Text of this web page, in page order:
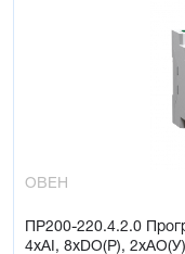
ОВЕН
ПР200-220.4.2.0
4xAI, 8xDO(Р),